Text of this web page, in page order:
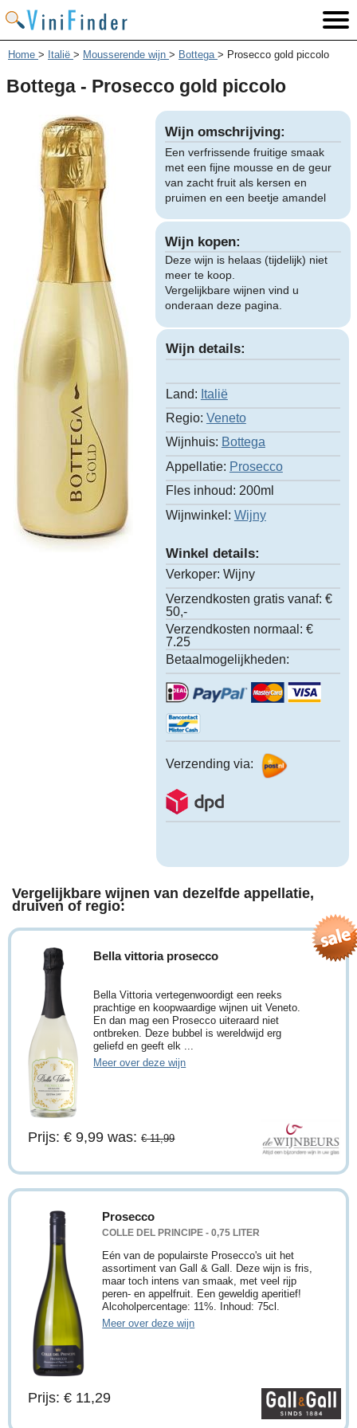
Home > Italië > Mousserende wijn > Bottega > Prosecco gold piccolo
Bottega - Prosecco gold piccolo
Wijn omschrijving:
Een verfrissende fruitige smaak
met een fijne mousse en de geur
van zacht fruit als kersen en
pruimen en een beetje amandel
Wijn kopen:
Deze wijn is helaas (tijdelijk) niet
meer te koop.
Vergelijkbare wijnen vind u
onderaan deze pagina.
Wijn details:
Land: Italië
Regio: Veneto
Wijnhuis: Bottega
Appellatie: Prosecco
Fles inhoud: 200ml
Wijnwinkel: Wijny
Winkel details:
Verkoper: Wijny
Verzendkosten gratis vanaf: €
50,-
Verzendkosten normaal: €
7.25
Betaalmogelijkheden:
Verzending via:
Vergelijkbare wijnen van dezelfde appellatie,
druiven of regio:
Bella vittoria prosecco
Bella Vittoria vertegenwoordigt een reeks
prachtige en koopwaardige wijnen uit Veneto.
En dan mag een Prosecco uiteraard niet
ontbreken. Deze bubbel is wereldwijd erg
geliefd en geeft elk ...
Meer over deze wijn
Prijs: € 9,99was:€ 11,99
Prosecco
COLLE DEL PRINCIPE - 0,75 LITER
Eén van de populairste Prosecco's uit het
assortiment van Gall & Gall. Deze wijn is fris,
maar toch intens van smaak, met veel rijp
peren- en appelfruit. Een geweldig aperitief!
Alcoholpercentage: 11%. Inhoud: 75cl.
Meer over deze wijn
Prijs: € 11,29